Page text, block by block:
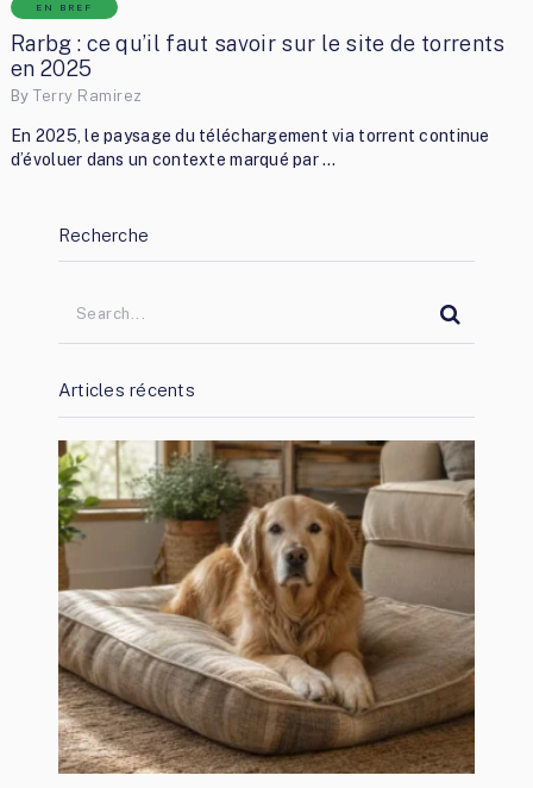
EN BREF
Rarbg : ce qu’il faut savoir sur le site de torrents
en 2025
ByTerry Ramirez
En 2025, le paysage du téléchargement via torrent continue
d’évoluer dans un contexte marqué par …
Recherche
Articles récents